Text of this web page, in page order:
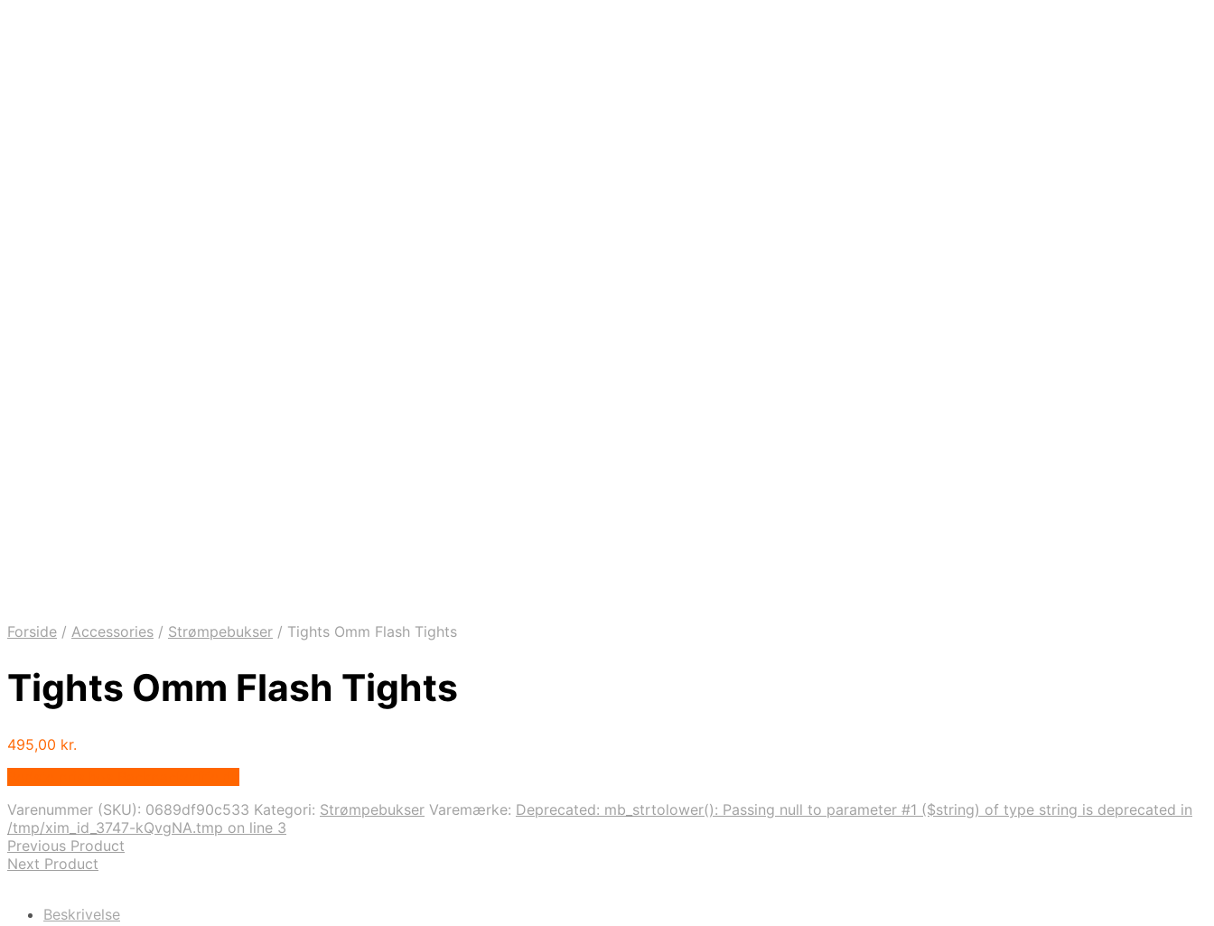
Forside / Accessories / Strømpebukser / Tights Omm Flash Tights
Tights Omm Flash Tights
495,00 kr.
Varenummer (SKU): 0689df90c533 Kategori: Strømpebukser Varemærke: Deprecated: mb_strtolower(): Passing null to parameter #1 ($string) of type string is deprecated in
/tmp/xim_id_3747-kQvgNA.tmp on line 3
Previous Product
Next Product
Beskrivelse